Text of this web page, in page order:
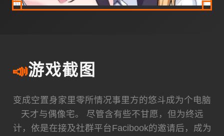
📣游戏截图
变成空置身家里零所情况事里方的悠斗成为个电脑
天才与偶像宅。 尽管含有些不甘愿，但为终远
计，依是在接及社群平台Facibook的邀请后，成为